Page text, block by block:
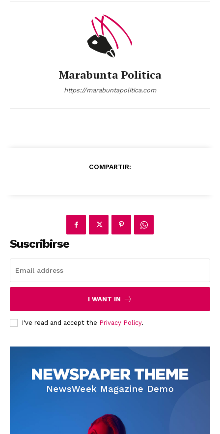
Company
Subscription Plans
Marabunta Politica
https://marabuntapolitica.com
COMPARTIR:
Suscribirse
I WANT IN
I've read and accept the Privacy Policy.